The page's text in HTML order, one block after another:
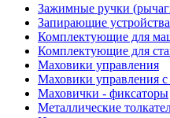
Зажимные ручки
Запирающие устройства
Комплектующие для
Комплектующие для
Маховики управления
Маховики управления
Маховички - фиксаторы
Металлические